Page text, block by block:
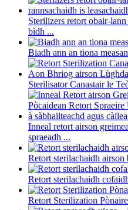
Sterilizers retort obair-
bìdh ...
Biadh ann an tiona
Sterilisator Canastair le
Inneal retort airson
spraeadh ...
Retort sterilachaidh
Retort sterilachaidh
Retort Sterilization